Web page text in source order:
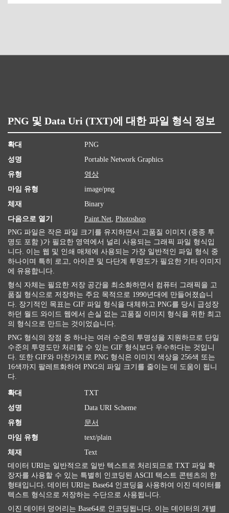
PNG 및 Data Uri (TXT)에 대한 파일 형식 정보
확대
PNG
성명
Portable Network Graphics
유형
영상
마임 유형
image/png
체재
Binary
다음으로 열기
Paint.Net, Photoshop
PNG 파일은 작은 파일 크기를 유지하면서 고품질 이미지 (종종 투
명도 포함 )가 필요한 영역에서 널리 사용되는 그래픽 파일 형식입
니다. 이는 웹 및 인쇄 매체에 사용되는 가장 일반적인 파일 형식 중
하나이며 특히 로고, 아이콘 및 다단계 투명도가 필요한 기타 이미지
에 유용합니다.
형식 자체는 필요한 저장 공간을 최소화하면서 컴퓨터 그래픽을 고
품질 형식으로 저장하는 주요 목적으로 1990년대에 만들어졌습니
다. 장기적인 목표는 GIF 파일 형식을 대체하고 PNG를 당시 급성장
하던 월드 와이드 웹에서 손실 없는 고품질 이미지 형식을 위한 최고
의 형식으로 만드는 것이었습니다.
PNG 형식의 장점 중 하나는 여러 수준의 투명성을 지원하므로 단일
수준의 투명도만 처리할 수 있는 GIF 형식보다 우수하다는 것입니
다. 또한 GIF와 마찬가지로 PNG 형식은 이미지 색상을 256색 또는
16색까지 팔레트화하여 PNG의 파일 크기를 줄이는 데 도움이 됩니
다.
확대
TXT
성명
Data URI Scheme
유형
문서
마임 유형
text/plain
체재
Text
데이터 URI는 일반적으로 일반 텍스트로 처리되므로 TXT 파일 확
장자를 사용할 수 있는 특별히 인코딩된 ASCII 텍스트 콘텐츠의 한
형태입니다. 데이터 URI는 Base64 인코딩을 사용하여 이진 데이터를
텍스트 형식으로 저장하는 수단으로 사용됩니다.
이진 데이터 덩어리는 Base64로 인코딩됩니다. 이는 데이터의 개별